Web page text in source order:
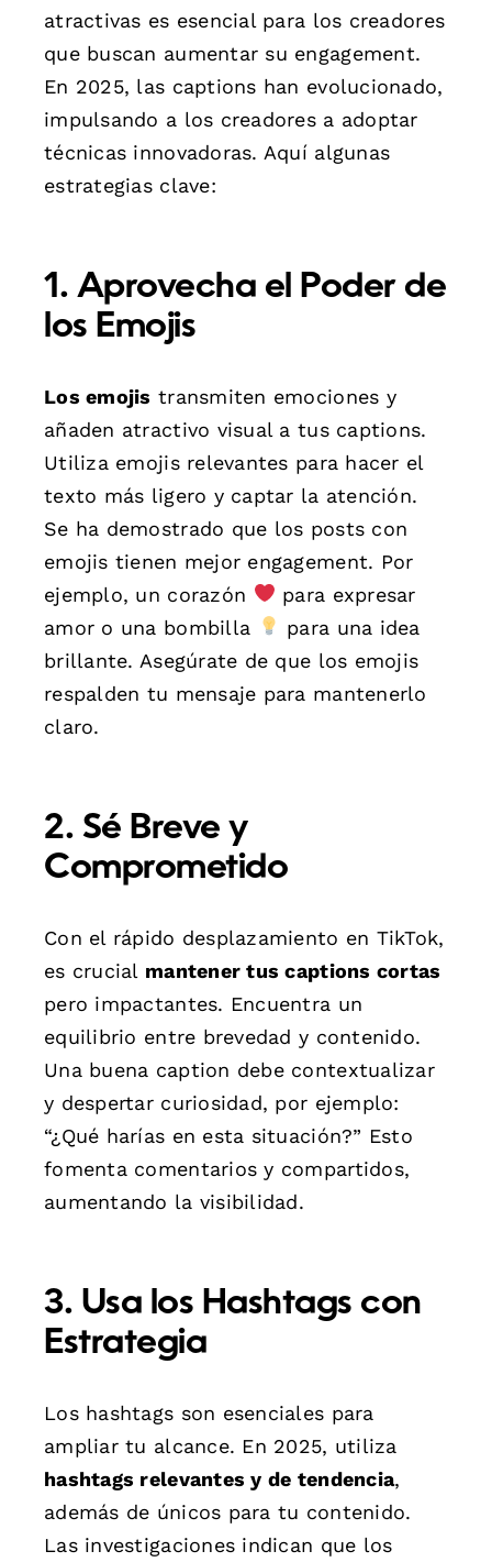
atractivas es esencial para los creadores
que buscan aumentar su engagement.
En 2025, las captions han evolucionado,
impulsando a los creadores a adoptar
técnicas innovadoras. Aquí algunas
estrategias clave:
1. Aprovecha el Poder de
los Emojis
Los emojis transmiten emociones y
añaden atractivo visual a tus captions.
Utiliza emojis relevantes para hacer el
texto más ligero y captar la atención.
Se ha demostrado que los posts con
emojis tienen mejor engagement. Por
ejemplo, un corazón
para expresar
amor o una bombilla
para una idea
brillante. Asegúrate de que los emojis
respalden tu mensaje para mantenerlo
claro.
2. Sé Breve y
Comprometido
Con el rápido desplazamiento en TikTok,
es crucial mantener tus captions cortas
pero impactantes. Encuentra un
equilibrio entre brevedad y contenido.
Una buena caption debe contextualizar
y despertar curiosidad, por ejemplo:
“¿Qué harías en esta situación?” Esto
fomenta comentarios y compartidos,
aumentando la visibilidad.
3. Usa los Hashtags con
Estrategia
Los hashtags son esenciales para
ampliar tu alcance. En 2025, utiliza
hashtags relevantes y de tendencia,
además de únicos para tu contenido.
Las investigaciones indican que los